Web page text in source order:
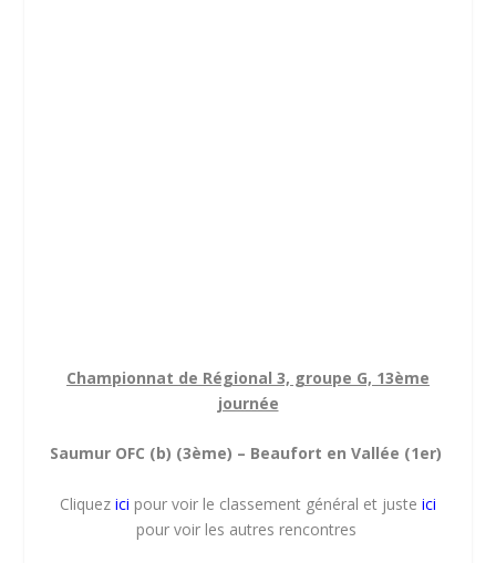
Championnat de Régional 3, groupe G, 13ème
journée
Saumur OFC (b) (3ème) – Beaufort en Vallée (1er)
Cliquez ici pour voir le classement général et juste ici
pour voir les autres rencontres